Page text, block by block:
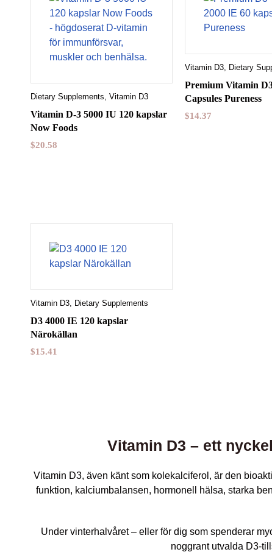
Dietary Supplements, Vitamin D3
Vitamin D-3 5000 IU 120 kapslar
Now Foods
$20.58
Vitamin D3, Dietary
Premium Vitamin
Capsules Pureness
$14.37
Vitamin D3, Dietary Supplements
D3 4000 IE 120 kapslar
Närokällan
$15.41
Vitamin D3 – ett
Vitamin D3, även känt som kolekalciferol, är den
funktion, kalciumbalansen, hormonell hälsa, starka
Under vinterhalvåret – eller för dig som spenderar
noggrant utvalda D3-